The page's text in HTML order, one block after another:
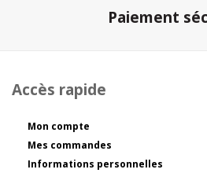
Paiement
Accès rapide
Mon compte
Mes commandes
Informations personnelles